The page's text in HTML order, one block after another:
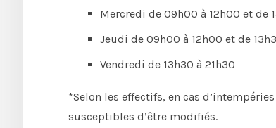
Mercredi de 09h00 à 12h00 et de
Jeudi de 09h00 à 12h00 et de
Vendredi de 13h30 à 21h30
*Selon les effectifs, en cas
susceptibles d’être modifiés.